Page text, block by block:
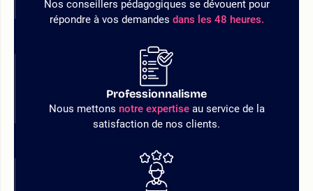
Nos conseillers pédagogiques se dévouent pour
répondre à vos demandes dans les 48 heures.
Professionnalisme
Nous mettons notre expertiseau service de la
satisfaction de nos clients.